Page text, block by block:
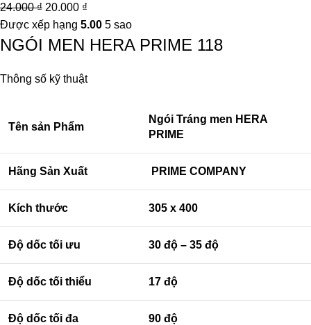
24.000₫ 20.000 ₫
Được xếp hạng 5.00 5 sao
NGÓI MEN HERA PRIME 118
Thông số kỹ thuật
Tên sản Phẩm
Ngói Tráng men HERA
PRIME
Hãng Sản Xuất PRIME COMPANY
Kích thước 305 x 400
Độ dốc tối ưu 30 độ – 35 độ
Độ dốc tối thiểu 17 độ
Độ dốc tối đa 90 độ